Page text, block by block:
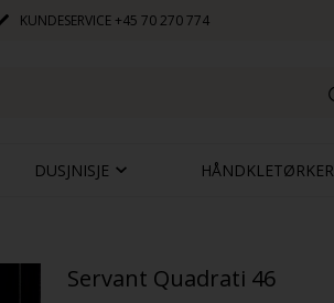
KUNDESERVICE +45 70 270 774
DUSJNISJE HÅNDKLETØRKER
Servant Quadrati 46